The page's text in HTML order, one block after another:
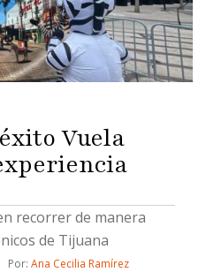
Vuela
recorrer de manera
de Tijuana
Por: Ana Cecilia Ramírez